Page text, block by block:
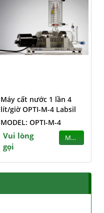
Máy cất nước 1 lần 4
lít/giờ OPTI-M-4 Labsil
MODEL: OPTI-M-4
Vui lòng
gọi
MUA